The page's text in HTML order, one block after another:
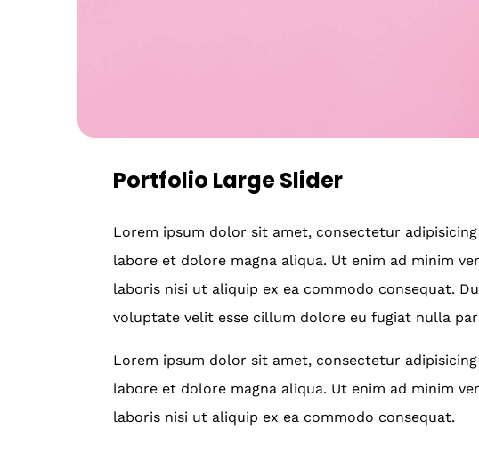
Portfolio Large Slider
Lorem ipsum dolor sit amet, consectetur
labore et dolore magna aliqua. Ut enim ad minim
laboris nisi ut aliquip ex ea commodo consequat.
voluptate velit esse cillum dolore eu fugiat nulla
Lorem ipsum dolor sit amet, consectetur
labore et dolore magna aliqua. Ut enim ad minim
laboris nisi ut aliquip ex ea commodo consequat.